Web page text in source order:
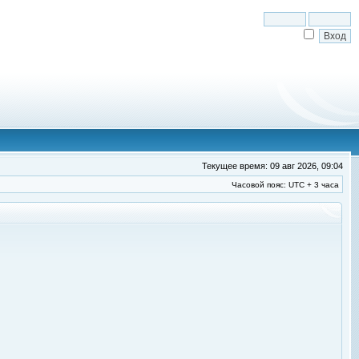
Текущее время: 09 авг 2026, 09:04
Часовой пояс: UTC + 3 часа